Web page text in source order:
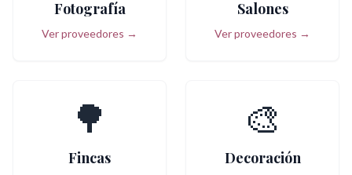
Fotografía
Ver proveedores →
Salones
Ver proveedores →
🌳
Fincas
🎨
Decoración